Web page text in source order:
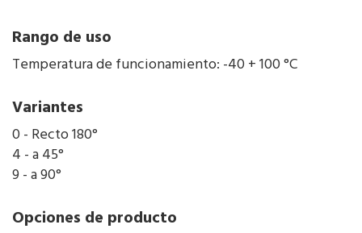
Rango de uso
Temperatura de funcionamiento: -40 + 100 °C
Variantes
0 - Recto 180°
4 - a 45°
9 - a 90°
Opciones de producto